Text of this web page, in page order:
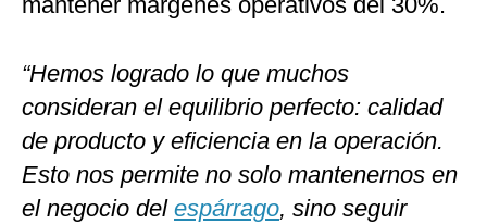
“Hemos logrado lo que muchos
consideran el equilibrio perfecto: calidad
de producto y eficiencia en la operación.
Esto nos permite no solo mantenernos en
el negocio del espárrago, sino seguir